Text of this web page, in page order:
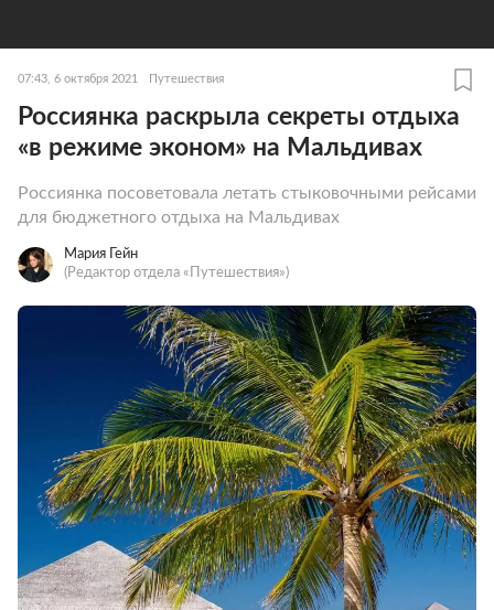
07:43, 6 октября 2021 Путешествия
Россиянка раскрыла секреты отдыха
«в режиме эконом» на Мальдивах
Россиянка посоветовала летать стыковочными рейсами
для бюджетного отдыха на Мальдивах
Мария Гейн
(Редактор отдела «Путешествия»)